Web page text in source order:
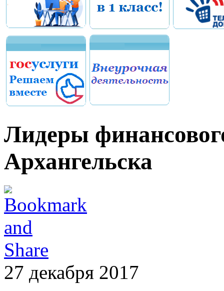
Лидеры
Архангельска
27 декабря 2017